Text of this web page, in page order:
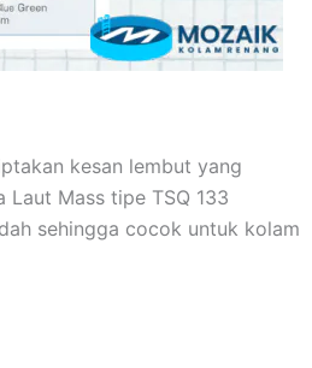
kesan lembut yang
Laut Mass tipe TSQ 133
sehingga cocok untuk kolam